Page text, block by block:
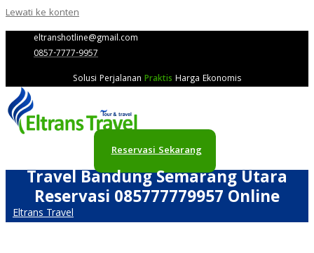
Lewati ke konten
eltranshotline@gmail.com
0857-7777-9957
Solusi Perjalanan Praktis Harga Ekonomis
Reservasi Sekarang
Travel Bandung Semarang Utara
Reservasi 085777779957 Online
Eltrans Travel